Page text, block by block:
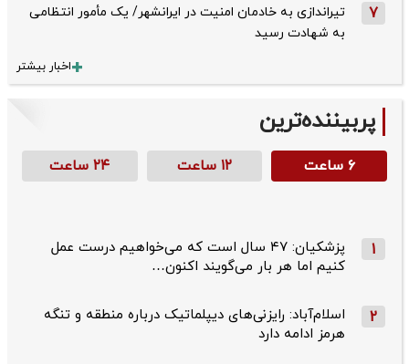
7
تیراندازی به خادمان امنیت در ایرانشهر/ یک مأمور انتظامی
به شهادت رسید
اخبار بیشتر
پربیننده‌ترین
۶ ساعت ۱۲ ساعت ۲۴ ساعت
1
پزشکیان: ۴۷ سال است که می‌خواهیم درست عمل
کنیم اما هر بار می‌گویند اکنون…
2
اسلام‌آباد: رایزنی‌های دیپلماتیک درباره منطقه و تنگه
هرمز ادامه دارد